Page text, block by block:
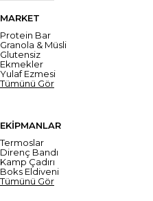
MARKET
Protein Bar
Granola & Müsli
Glutensiz
Ekmekler
Yulaf Ezmesi
Tümünü Gör
EKİPMANLAR
Termoslar
Direnç Bandı
Kamp Çadırı
Boks Eldiveni
Tümünü Gör